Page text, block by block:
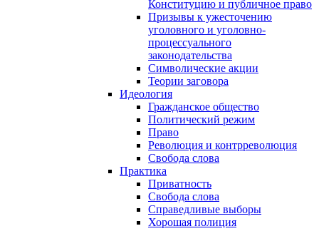
Конституцию и публичное право
Призывы к ужесточению
уголовного и уголовно-
процессуального
законодательства
Символические акции
Теории заговора
Идеология
Гражданское общество
Политический режим
Право
Революция и контрреволюция
Свобода слова
Практика
Приватность
Свобода слова
Справедливые выборы
Хорошая полиция